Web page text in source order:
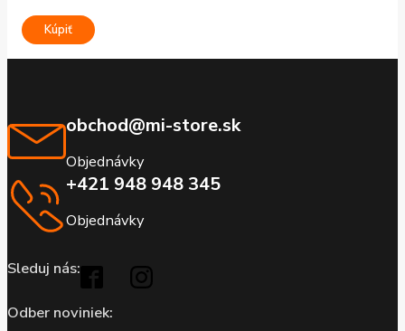
Kúpiť
obchod@mi-store.sk
Objednávky
+421 948 948 345
Objednávky
Sleduj nás:
Odber noviniek: